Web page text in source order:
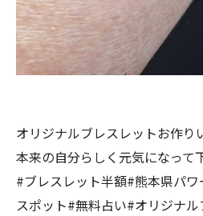
オリジナルブレスレットお作り
本来の自分らしく元気になって
#ブレスレット半額#熊本県パ
スポット#無料占い#オリジナ